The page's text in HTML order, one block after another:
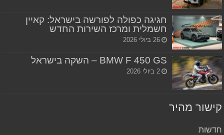
חגיגה כפולה לפורשה בישראל: קאיין
חשמלית ומרכז השירות החדש
26 ביולי 2026
BMW F 450 GS – השקה בישראל
2 ביולי 2026
מהיר